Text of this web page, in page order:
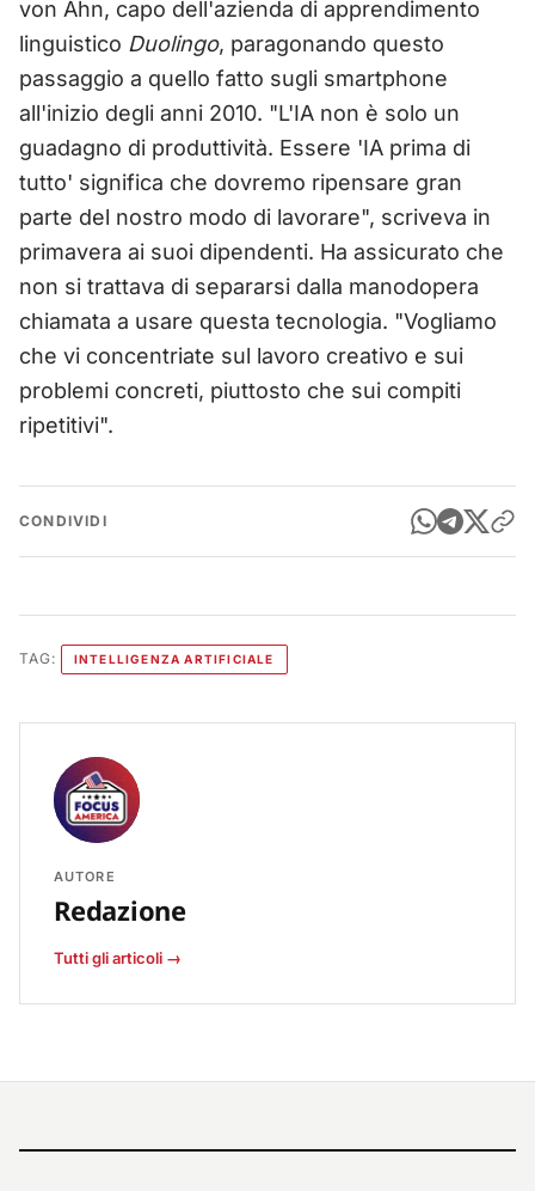
von Ahn, capo dell'azienda di apprendimento
linguistico Duolingo, paragonando questo
passaggio a quello fatto sugli smartphone
all'inizio degli anni 2010. "L'IA non è solo un
guadagno di produttività. Essere 'IA prima di
tutto' significa che dovremo ripensare gran
parte del nostro modo di lavorare", scriveva in
primavera ai suoi dipendenti. Ha assicurato che
non si trattava di separarsi dalla manodopera
chiamata a usare questa tecnologia. "Vogliamo
che vi concentriate sul lavoro creativo e sui
problemi concreti, piuttosto che sui compiti
ripetitivi".
CONDIVIDI
TAG: INTELLIGENZA ARTIFICIALE
AUTORE
Redazione
Tutti gli articoli →